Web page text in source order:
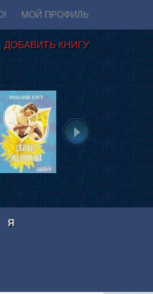
МОЙ ПРОФИЛЬ
ДОБАВИТЬ КНИГУ
Я